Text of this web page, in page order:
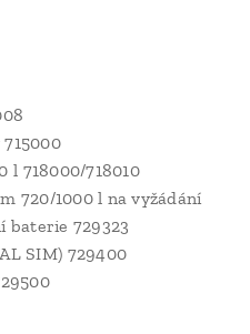
l 718000/718010
720/1000 l na vyžádání
baterie 729323
SIM) 729400